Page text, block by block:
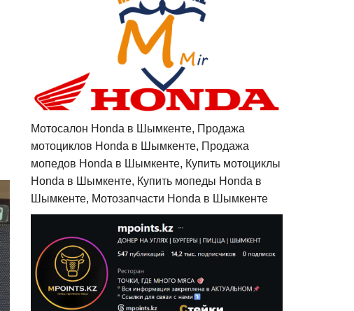
Мотосалон Honda в Шымкенте, Продажа
мотоциклов Honda в Шымкенте, Продажа
мопедов Honda в Шымкенте, Купить мотоциклы
Honda в Шымкенте, Купить мопеды Honda в
Шымкенте, Мотозапчасти Honda в Шымкенте